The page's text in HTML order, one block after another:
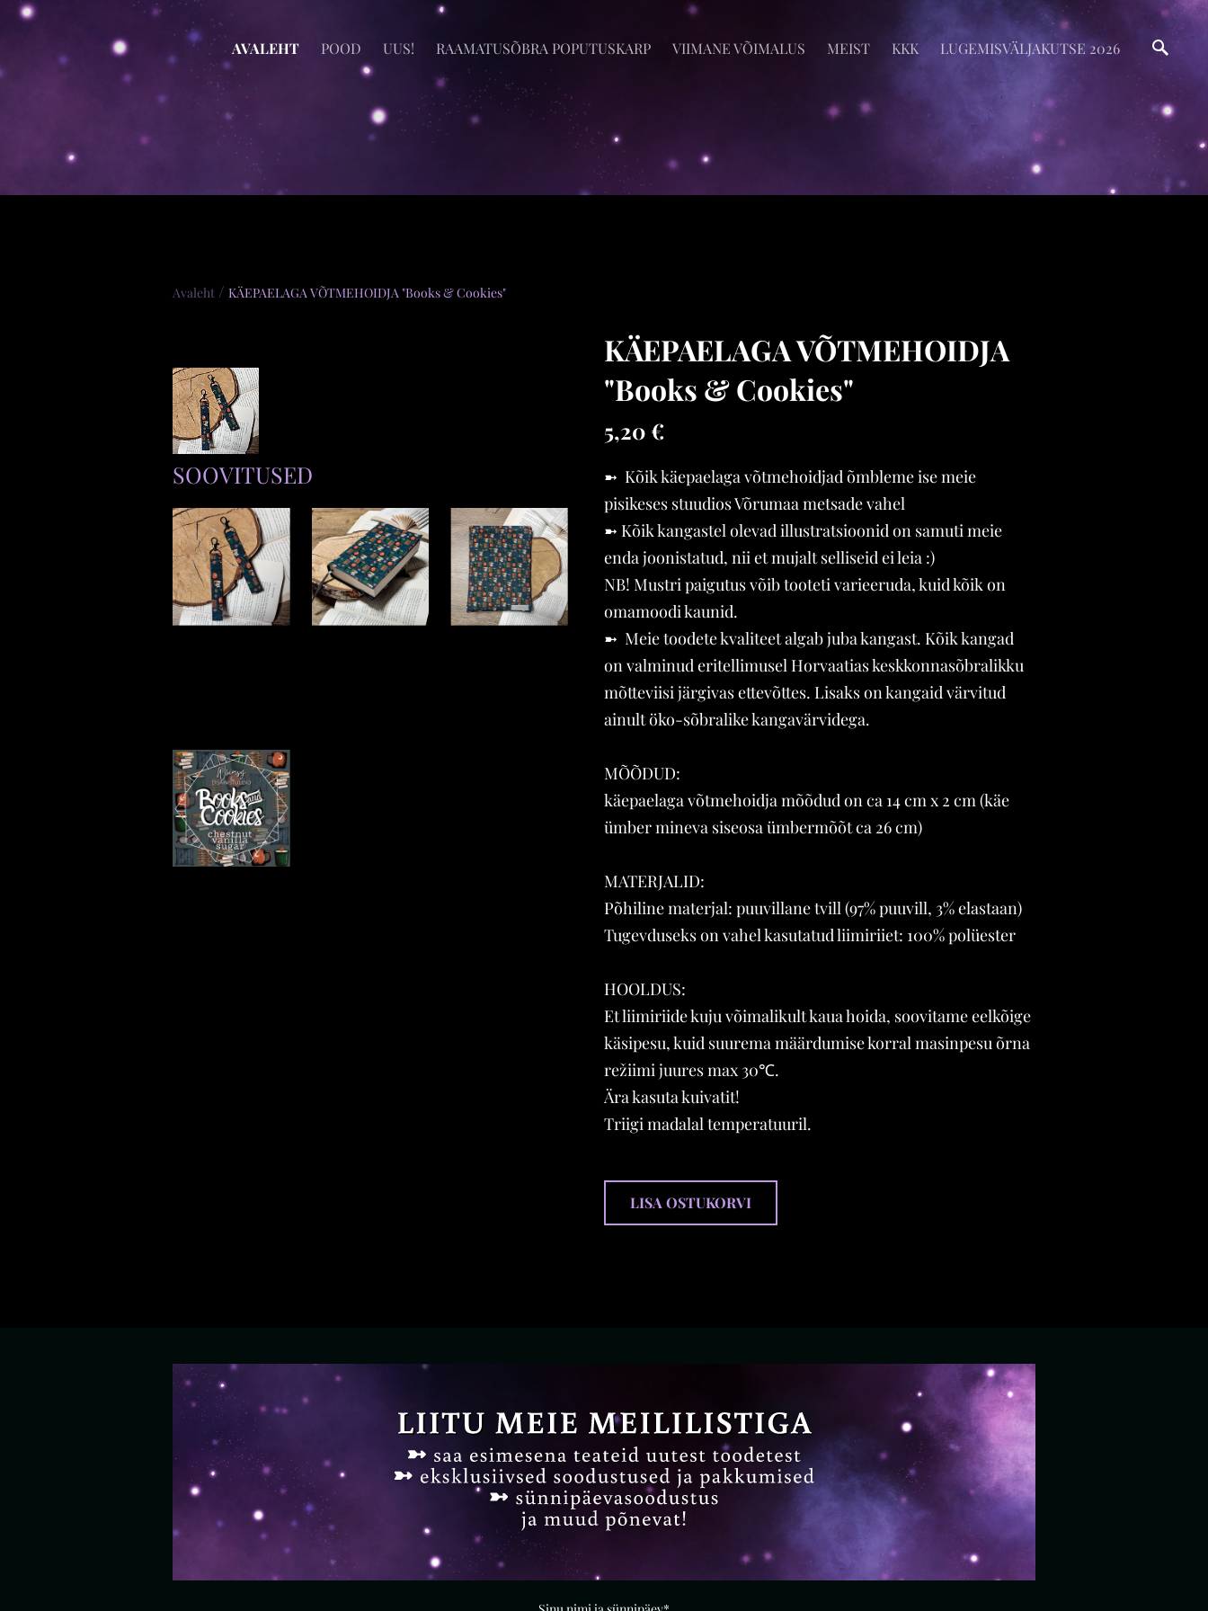
AVALEHT POOD UUS! RAAMATUSÕBRA POPUTUSKARP VIIMANE VÕIMALUS MEIST KKK LUGEMISVÄLJAKUTSE 2026
Avaleht / KÄEPAELAGA VÕTMEHOIDJA "Books & Cookies"
SOOVITUSED
KÄEPAELAGA VÕTMEHOIDJA
"Books & Cookies"
5,20 €
➼ Kõik käepaelaga võtmehoidjad õmbleme ise meie
pisikeses stuudios Võrumaa metsade vahel
➼ Kõik kangastel olevad illustratsioonid on samuti meie
enda joonistatud, nii et mujalt selliseid ei leia :)
NB! Mustri paigutus võib tooteti varieeruda, kuid kõik on
omamoodi kaunid.
➼ Meie toodete kvaliteet algab juba kangast. Kõik kangad
on valminud eritellimusel Horvaatias keskkonnasõbralikku
mõtteviisi järgivas ettevõttes. Lisaks on kangaid värvitud
ainult öko-sõbralike kangavärvidega.
MÕÕDUD:
käepaelaga võtmehoidja mõõdud on ca 14 cm x 2 cm (käe
ümber mineva siseosa ümbermõõt ca 26 cm)
MATERJALID:
Põhiline materjal: puuvillane tvill (97% puuvill, 3% elastaan)
Tugevduseks on vahel kasutatud liimiriiet: 100% polüester
HOOLDUS:
Et liimiriide kuju võimalikult kaua hoida, soovitame eelkõige
käsipesu, kuid suurema määrdumise korral masinpesu õrna
režiimi juures max 30℃.
Ära kasuta kuivatit!
Triigi madalal temperatuuril.
LISA OSTUKORVI